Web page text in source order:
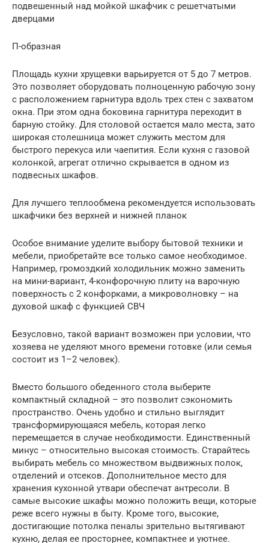
подвешенный над мойкой шкафчик с решетчатыми
дверцами
П-образная
Площадь кухни хрущевки варьируется от 5 до 7 метров.
Это позволяет оборудовать полноценную рабочую зону
с расположением гарнитура вдоль трех стен с захватом
окна. При этом одна боковина гарнитура переходит в
барную стойку. Для столовой остается мало места, зато
широкая столешница может служить местом для
быстрого перекуса или чаепития. Если кухня с газовой
колонкой, агрегат отлично скрывается в одном из
подвесных шкафов.
Для лучшего теплообмена рекомендуется использовать
шкафчики без верхней и нижней планок
Особое внимание уделите выбору бытовой техники и
мебели, приобретайте все только самое необходимое.
Например, громоздкий холодильник можно заменить
на мини-вариант, 4-конфорочную плиту на варочную
поверхность с 2 конфорками, а микроволновку – на
духовой шкаф с функцией СВЧ
Безусловно, такой вариант возможен при условии, что
хозяева не уделяют много времени готовке (или семья
состоит из 1–2 человек).
Вместо большого обеденного стола выберите
компактный складной – это позволит сэкономить
пространство. Очень удобно и стильно выглядит
трансформирующаяся мебель, которая легко
перемещается в случае необходимости. Единственный
минус – относительно высокая стоимость. Старайтесь
выбирать мебель со множеством выдвижных полок,
отделений и отсеков. Дополнительное место для
хранения кухонной утвари обеспечат антресоли. В
самые высокие шкафы можно положить вещи, которые
реже всего нужны в быту. Кроме того, высокие,
достигающие потолка пеналы зрительно вытягивают
кухню, делая ее просторнее, компактнее и уютнее.